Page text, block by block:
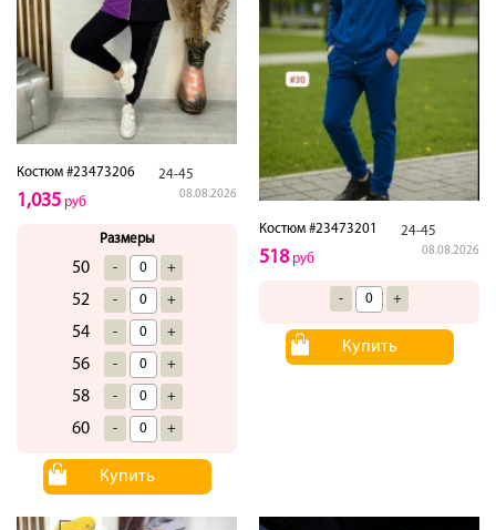
Костюм #23473206 24-45
08.08.2026
1,035 руб
Размеры
50 - +
52 - +
54 - +
56 - +
58 - +
60 - +
Купить
Костюм #23473201 24-45
08.08.2026
518руб
- +
Купить